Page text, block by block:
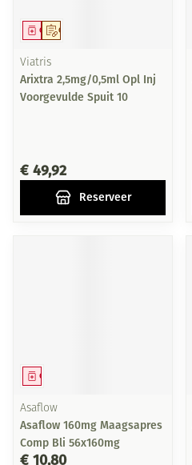
Op voorschrift
Geneesmiddel
Viatris
Arixtra 2,5mg/0,5ml Opl Inj
Voorgevulde Spuit 10
€ 49,92
Reserveer
Geneesmiddel
Asaflow
Asaflow 160mg Maagsapres
Comp Bli 56x160mg
€ 10,80